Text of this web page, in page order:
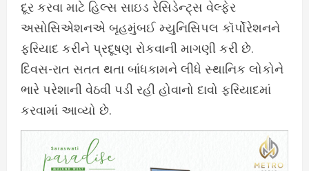
દૂર કરવા માટે હિલ્સ સાઇડ રેસિડેન્ટ્સ વેલ્ફેર
અસોસિએશનએ બૃહમુંબઈ મ્યુનિસિપલ કૉર્પોરેશનને
ફરિયાદ કરીને પ્રદૂષણ રોકવાની માગણી કરી છે.
દિવસ-રાત સતત થતા બાંધકામને લીધે સ્થાનિક લોકોને
ભારે પરેશાની વેઠવી પડી રહી હોવાનો દાવો ફરિયાદમાં
કરવામાં આવ્યો છે.